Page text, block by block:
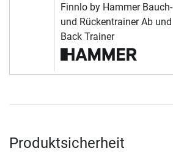
Finnlo by Hammer Bauch-
und Rückentrainer Ab und
Back Trainer
Produktsicherheit